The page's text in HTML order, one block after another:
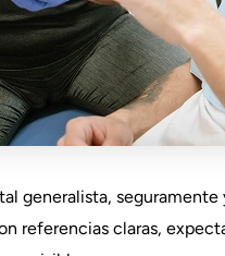
generalista, seguramente
referencias claras,